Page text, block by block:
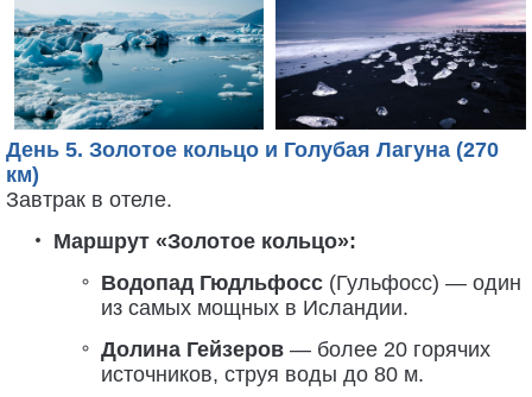
День 5. Золотое кольцо и Голубая Лагуна (270
км)
Завтрак в отеле.
Маршрут «Золотое кольцо»:
Водопад Гюдльфосс (Гульфосс) — один
из самых мощных в Исландии.
Долина Гейзеров — более 20 горячих
источников, струя воды до 80 м.